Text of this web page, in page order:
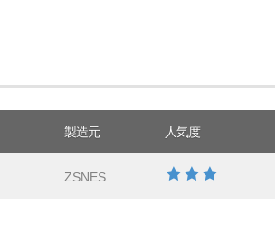
製造元 人気度
ZSNES